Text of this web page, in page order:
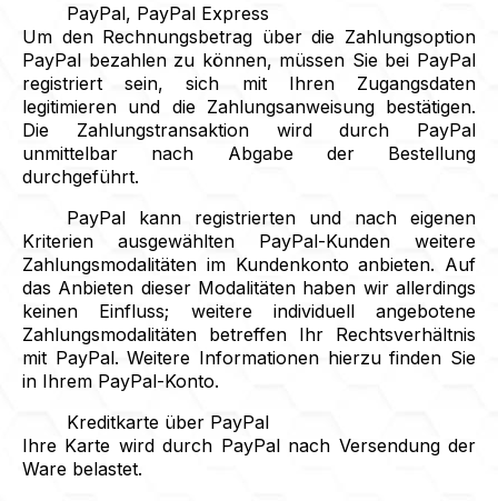
PayPal, PayPal Express
Um den Rechnungsbetrag über die Zahlungsoption
PayPal bezahlen zu können, müssen Sie bei PayPal
registriert sein, sich mit Ihren Zugangsdaten
legitimieren und die Zahlungsanweisung bestätigen.
Die Zahlungstransaktion wird durch PayPal
unmittelbar nach Abgabe der Bestellung
durchgeführt.
PayPal kann registrierten und nach eigenen
Kriterien ausgewählten PayPal-Kunden weitere
Zahlungsmodalitäten im Kundenkonto anbieten. Auf
das Anbieten dieser Modalitäten haben wir allerdings
keinen Einfluss; weitere individuell angebotene
Zahlungsmodalitäten betreffen Ihr Rechtsverhältnis
mit PayPal. Weitere Informationen hierzu finden Sie
in Ihrem PayPal-Konto.
Kreditkarte über PayPal
Ihre Karte wird durch PayPal nach Versendung der
Ware belastet.